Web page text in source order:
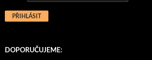
DOPORUČUJEME: